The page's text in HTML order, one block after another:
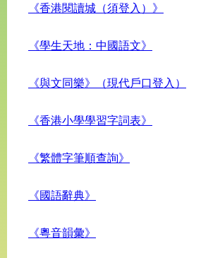
《香港閱讀城（須登入）》
《學生天地：中國語文》
《與文同樂》（現代戶口登入）
《香港小學學習字詞表》
《繁體字筆順查詢》
《國語辭典》
《粵音韻彙》